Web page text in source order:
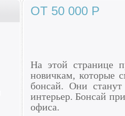
ОТ 50 000 Р
На этой странице
новичкам, которые
бонсай. Они
интерьер. Бонсай
офиса.